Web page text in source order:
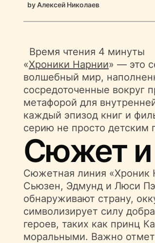
byАлексей Николаев
Время чтения 4 минуты
«Хроники Нарнии» — это
волшебный мир,
сосредоточенные вокруг
метафорой для
каждый эпизод книг и
серию не просто детским
Сюжет и
Сюжетная линия «Хроник
Сьюзен, Эдмунд и Люси
обнаруживают страну,
символизирует силу
героев, таких как принц
моральными. Важно